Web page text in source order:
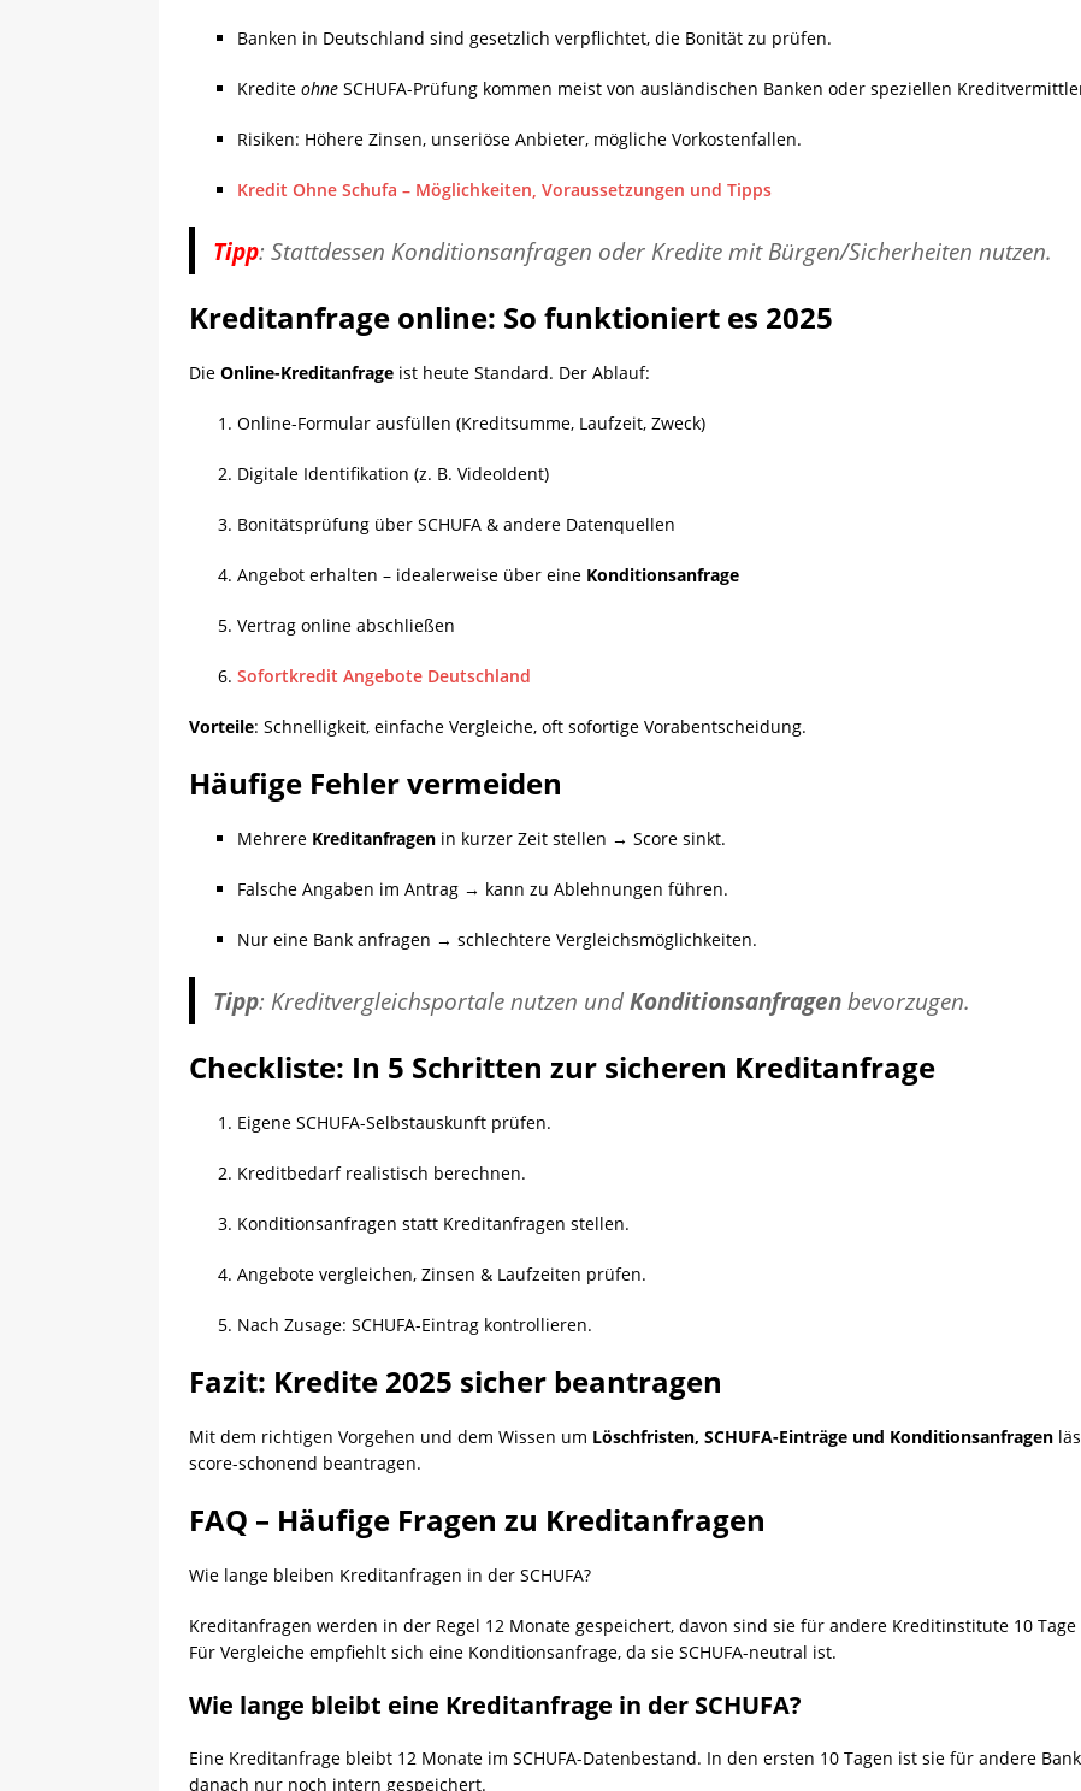
Banken in Deutschland sind gesetzlich verpflichtet, die Bonität zu prüfen.
Kredite ohne SCHUFA-Prüfung kommen meist von ausländischen Banken oder speziellen
Risiken: Höhere Zinsen, unseriöse Anbieter, mögliche Vorkostenfallen.
Kredit Ohne Schufa – Möglichkeiten, Voraussetzungen und Tipps
Tipp: Stattdessen Konditionsanfragen oder Kredite mit Bürgen/Sicherheiten nutzen.
Kreditanfrage online: So funktioniert es 2025
Die Online-Kreditanfrage ist heute Standard. Der Ablauf:
Online-Formular ausfüllen (Kreditsumme, Laufzeit, Zweck)
Digitale Identifikation (z. B. VideoIdent)
Bonitätsprüfung über SCHUFA & andere Datenquellen
Angebot erhalten – idealerweise über eine Konditionsanfrage
Vertrag online abschließen
Sofortkredit Angebote Deutschland
Vorteile: Schnelligkeit, einfache Vergleiche, oft sofortige Vorabentscheidung.
Häufige Fehler vermeiden
Mehrere Kreditanfragen in kurzer Zeit stellen → Score sinkt.
Falsche Angaben im Antrag → kann zu Ablehnungen führen.
Nur eine Bank anfragen → schlechtere Vergleichsmöglichkeiten.
Tipp: Kreditvergleichsportale nutzen undKonditionsanfragen bevorzugen.
Checkliste: In 5 Schritten zur sicheren Kreditanfrage
Eigene SCHUFA-Selbstauskunft prüfen.
Kreditbedarf realistisch berechnen.
Konditionsanfragen statt Kreditanfragen stellen.
Angebote vergleichen, Zinsen & Laufzeiten prüfen.
Nach Zusage: SCHUFA-Eintrag kontrollieren.
Fazit: Kredite 2025 sicher beantragen
Mit dem richtigen Vorgehen und dem Wissen um Löschfristen, SCHUFA-Einträge und Konditionsanfragen
score-schonend beantragen.
FAQ – Häufige Fragen zu Kreditanfragen
Wie lange bleiben Kreditanfragen in der SCHUFA?
Kreditanfragen werden in der Regel 12 Monate gespeichert, davon sind sie für andere Kreditinstitute 10
Für Vergleiche empfiehlt sich eine Konditionsanfrage, da sie SCHUFA-neutral ist.
Wie lange bleibt eine Kreditanfrage in der SCHUFA?
Eine Kreditanfrage bleibt 12 Monate im SCHUFA-Datenbestand. In den ersten 10 Tagen ist sie für andere
danach nur noch intern gespeichert.